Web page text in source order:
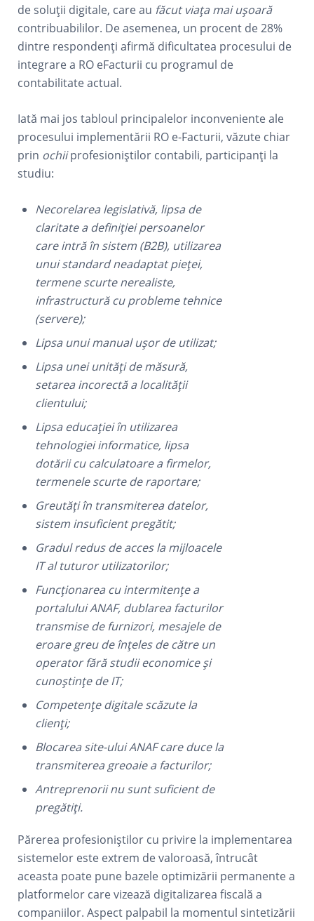
de soluții digitale, care au făcut viața mai ușoară
contribuabililor. De asemenea, un procent de 28%
dintre respondenți afirmă dificultatea procesului de
integrare a RO eFacturii cu programul de
contabilitate actual.
Iată mai jos tabloul principalelor inconveniente ale
procesului implementării RO e-Facturii, văzute chiar
prin ochiiprofesioniștilor contabili, participanți la
studiu:
Necorelarea legislativă, lipsa de
claritate a definiției persoanelor
care intră în sistem (B2B), utilizarea
unui standard neadaptat pieței,
termene scurte nerealiste,
infrastructură cu probleme tehnice
(servere);
Lipsa unui manual ușor de utilizat;
Lipsa unei unități de măsură,
setarea incorectă a localității
clientului;
Lipsa educației în utilizarea
tehnologiei informatice, lipsa
dotării cu calculatoare a firmelor,
termenele scurte de raportare;
Greutăți în transmiterea datelor,
sistem insuficient pregătit;
Gradul redus de acces la mijloacele
IT al tuturor utilizatorilor;
Funcționarea cu intermitențe a
portalului ANAF, dublarea facturilor
transmise de furnizori, mesajele de
eroare greu de înțeles de către un
operator fără studii economice și
cunoștințe de IT;
Competențe digitale scăzute la
clienți;
Blocarea site-ului ANAF care duce la
transmiterea greoaie a facturilor;
Antreprenorii nu sunt suficient de
pregătiți.
Părerea profesioniștilor cu privire la implementarea
sistemelor este extrem de valoroasă, întrucât
aceasta poate pune bazele optimizării permanente a
platformelor care vizează digitalizarea fiscală a
companiilor. Aspect palpabil la momentul sintetizării